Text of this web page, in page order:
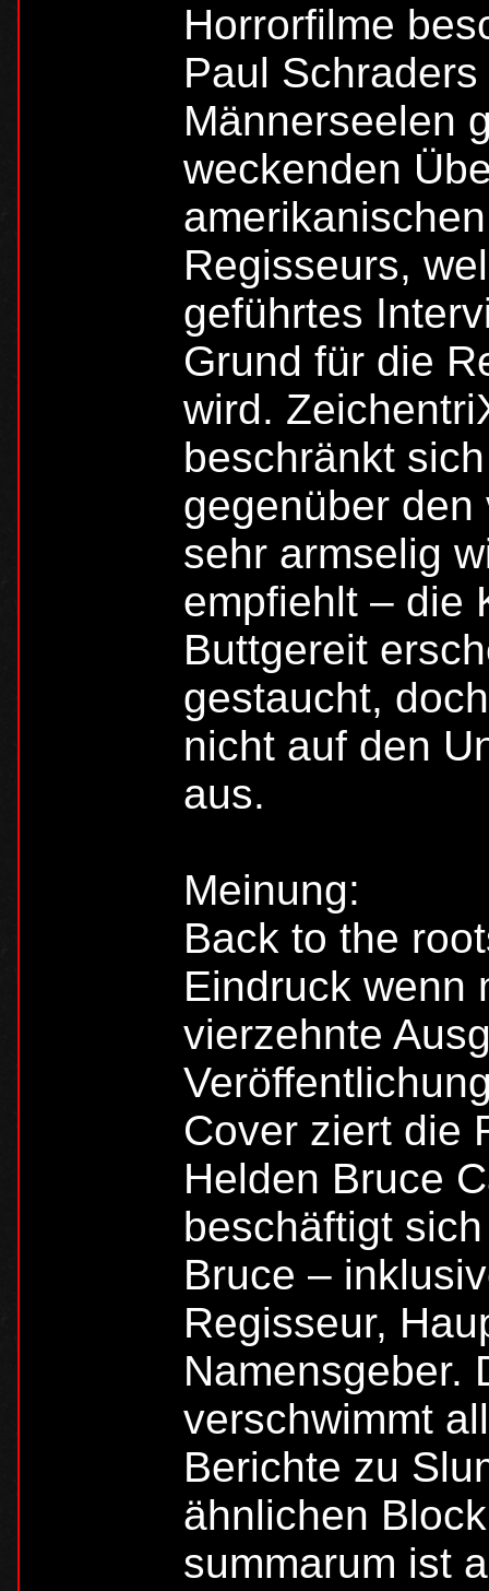
Horrorfilme
Paul
Männerseelen
weckenden
Regisseurs,
geführtes
Grund für die
wird.
beschränkt
gegenüber
sehr armselig
empfiehlt – die
Buttgereit
gestaucht,
nicht auf den
aus.
Meinung:
Back to the
Eindruck wenn
vierzehnte
Cover ziert die
Helden Bruce
beschäftigt
Bruce –
Regisseur,
Namensgeber.
verschwimmt
Berichte zu
ähnlichen
summarum ist